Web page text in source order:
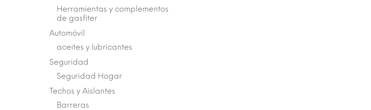
Herramientas y complementos
de gasfiter
Automóvil
aceites y lubricantes
Seguridad
Seguridad Hogar
Techos y Aislantes
Barreras